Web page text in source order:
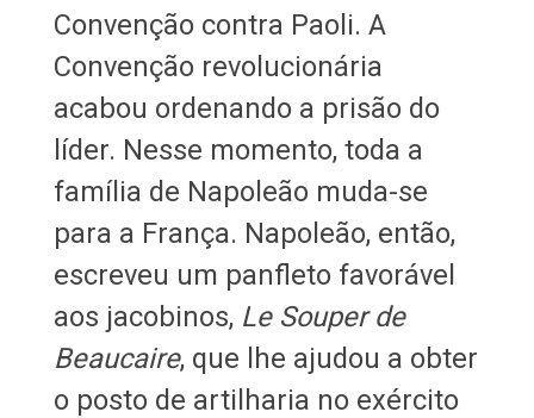
Convenção contra Paoli. A
Convenção revolucionária
acabou ordenando a prisão do
líder. Nesse momento, toda a
família de Napoleão muda-se
para a França. Napoleão, então,
escreveu um panfleto favorável
aos jacobinos,Le Souper de
Beaucaire, que lhe ajudou a obter
o posto de artilharia no exército